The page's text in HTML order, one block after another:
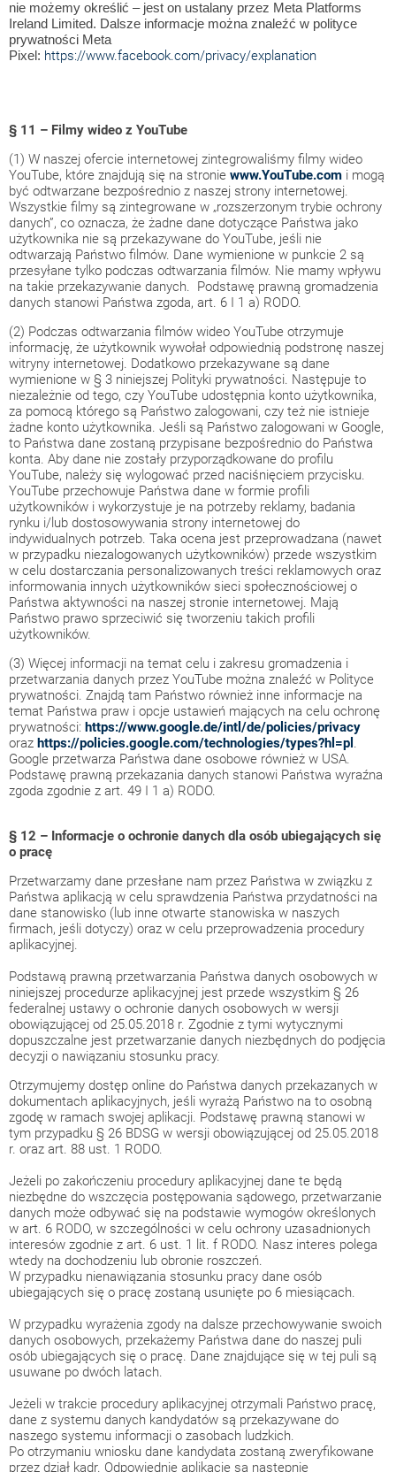
nie możemy określić – jest on ustalany przez Meta Platforms
Ireland Limited. Dalsze informacje można znaleźć w polityce
prywatności Meta
Pixel: https://www.facebook.com/privacy/explanation
§ 11 – Filmy wideo z YouTube
(1) W naszej ofercie internetowej zintegrowaliśmy filmy wideo
YouTube, które znajdują się na stronie www.YouTube.com i mogą
być odtwarzane bezpośrednio z naszej strony internetowej.
Wszystkie filmy są zintegrowane w „rozszerzonym trybie ochrony
danych”, co oznacza, że żadne dane dotyczące Państwa jako
użytkownika nie są przekazywane do YouTube, jeśli nie
odtwarzają Państwo filmów. Dane wymienione w punkcie 2 są
przesyłane tylko podczas odtwarzania filmów. Nie mamy wpływu
na takie przekazywanie danych. Podstawę prawną gromadzenia
danych stanowi Państwa zgoda, art. 6 I 1 a) RODO.
(2) Podczas odtwarzania filmów wideo YouTube otrzymuje
informację, że użytkownik wywołał odpowiednią podstronę naszej
witryny internetowej. Dodatkowo przekazywane są dane
wymienione w § 3 niniejszej Polityki prywatności. Następuje to
niezależnie od tego, czy YouTube udostępnia konto użytkownika,
za pomocą którego są Państwo zalogowani, czy też nie istnieje
żadne konto użytkownika. Jeśli są Państwo zalogowani w Google,
to Państwa dane zostaną przypisane bezpośrednio do Państwa
konta. Aby dane nie zostały przyporządkowane do profilu
YouTube, należy się wylogować przed naciśnięciem przycisku.
YouTube przechowuje Państwa dane w formie profili
użytkowników i wykorzystuje je na potrzeby reklamy, badania
rynku i/lub dostosowywania strony internetowej do
indywidualnych potrzeb. Taka ocena jest przeprowadzana (nawet
w przypadku niezalogowanych użytkowników) przede wszystkim
w celu dostarczania personalizowanych treści reklamowych oraz
informowania innych użytkowników sieci społecznościowej o
Państwa aktywności na naszej stronie internetowej. Mają
Państwo prawo sprzeciwić się tworzeniu takich profili
użytkowników.
(3) Więcej informacji na temat celu i zakresu gromadzenia i
przetwarzania danych przez YouTube można znaleźć w Polityce
prywatności. Znajdą tam Państwo również inne informacje na
temat Państwa praw i opcje ustawień mających na celu ochronę
prywatności: https://www.google.de/intl/de/policies/privacy
oraz https://policies.google.com/technologies/types?hl=pl .
Google przetwarza Państwa dane osobowe również w USA.
Podstawę prawną przekazania danych stanowi Państwa wyraźna
zgoda zgodnie z art. 49 I 1 a) RODO.
§ 12 – Informacje o ochronie danych dla osób ubiegających się
o pracę
Przetwarzamy dane przesłane nam przez Państwa w związku z
Państwa aplikacją w celu sprawdzenia Państwa przydatności na
dane stanowisko (lub inne otwarte stanowiska w naszych
firmach, jeśli dotyczy) oraz w celu przeprowadzenia procedury
aplikacyjnej.
Podstawą prawną przetwarzania Państwa danych osobowych w
niniejszej procedurze aplikacyjnej jest przede wszystkim § 26
federalnej ustawy o ochronie danych osobowych w wersji
obowiązującej od 25.05.2018 r. Zgodnie z tymi wytycznymi
dopuszczalne jest przetwarzanie danych niezbędnych do podjęcia
decyzji o nawiązaniu stosunku pracy.
Otrzymujemy dostęp online do Państwa danych przekazanych w
dokumentach aplikacyjnych, jeśli wyrażą Państwo na to osobną
zgodę w ramach swojej aplikacji. Podstawę prawną stanowi w
tym przypadku § 26 BDSG w wersji obowiązującej od 25.05.2018
r. oraz art. 88 ust. 1 RODO.
Jeżeli po zakończeniu procedury aplikacyjnej dane te będą
niezbędne do wszczęcia postępowania sądowego, przetwarzanie
danych może odbywać się na podstawie wymogów określonych
w art. 6 RODO, w szczególności w celu ochrony uzasadnionych
interesów zgodnie z art. 6 ust. 1 lit. f RODO. Nasz interes polega
wtedy na dochodzeniu lub obronie roszczeń.
W przypadku nienawiązania stosunku pracy dane osób
ubiegających się o pracę zostaną usunięte po 6 miesiącach.
W przypadku wyrażenia zgody na dalsze przechowywanie swoich
danych osobowych, przekażemy Państwa dane do naszej puli
osób ubiegających się o pracę. Dane znajdujące się w tej puli są
usuwane po dwóch latach.
Jeżeli w trakcie procedury aplikacyjnej otrzymali Państwo pracę,
dane z systemu danych kandydatów są przekazywane do
naszego systemu informacji o zasobach ludzkich.
Po otrzymaniu wniosku dane kandydata zostaną zweryfikowane
przez dział kadr. Odpowiednie aplikacje są następnie